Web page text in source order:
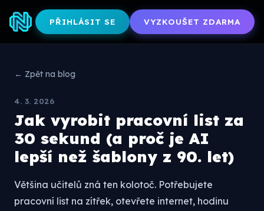
PŘIHLÁSIT SE VYZKOUŠET ZDARMA
← Zpět na blog
4. 3. 2026
Jak vyrobit pracovní list za
30 sekund (a proč je AI
lepší než šablony z 90. let)
Většina učitelů zná ten kolotoč. Potřebujete
pracovní list na zítřek, otevřete internet, hodinu